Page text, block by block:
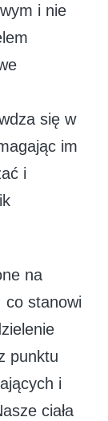
i nie
się w
im
i
na
co stanowi
punktu
i
ciała